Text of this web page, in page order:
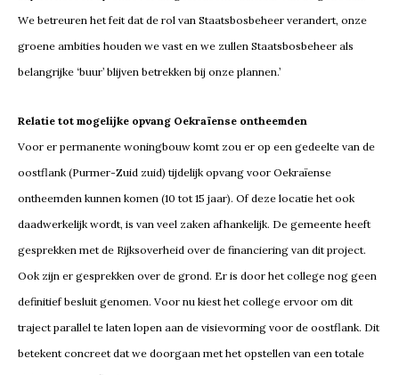
We betreuren het feit dat de rol van Staatsbosbeheer verandert, onze
groene ambities houden we vast en we zullen Staatsbosbeheer als
belangrijke ‘buur’ blijven betrekken bij onze plannen.’
Relatie tot mogelijke opvang Oekraïense ontheemden
Voor er permanente woningbouw komt zou er op een gedeelte van de
oostflank (Purmer-Zuid zuid) tijdelijk opvang voor Oekraïense
ontheemden kunnen komen (10 tot 15 jaar). Of deze locatie het ook
daadwerkelijk wordt, is van veel zaken afhankelijk. De gemeente heeft
gesprekken met de Rijksoverheid over de financiering van dit project.
Ook zijn er gesprekken over de grond. Er is door het college nog geen
definitief besluit genomen. Voor nu kiest het college ervoor om dit
traject parallel te laten lopen aan de visievorming voor de oostflank. Dit
betekent concreet dat we doorgaan met het opstellen van een totale